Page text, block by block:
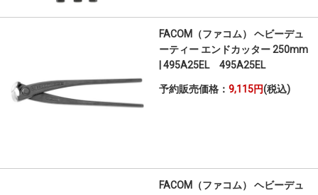
FACOM（ファコム） ヘビーデュ
ーティー エンドカッター 250mm
| 495A25EL 495A25EL
予約販売価格： 9,115円(税込)
FACOM（ファコム） ヘビーデュ